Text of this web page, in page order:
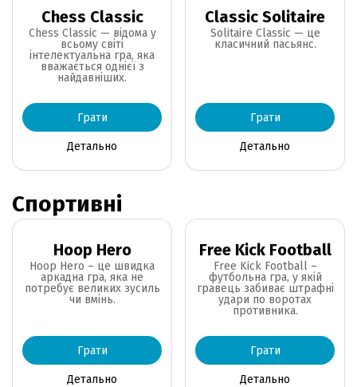
Chess Classic
Chess Classic — відома у
всьому світі
інтелектуальна гра, яка
вважається однієї з
найдавніших.
Детально
Грати
Classic Solitaire
Solitaire Classic — це
класичний пасьянс.
Детально
Грати
Спортивні
Hoop Hero
Hoop Hero – це швидка
аркадна гра, яка не
потребує великих зусиль
чи вмінь.
Детально
Грати
Free Kick Football
Free Kick Football –
футбольна гра, у якій
гравець забиває штрафні
удари по воротах
противника.
Детально
Грати